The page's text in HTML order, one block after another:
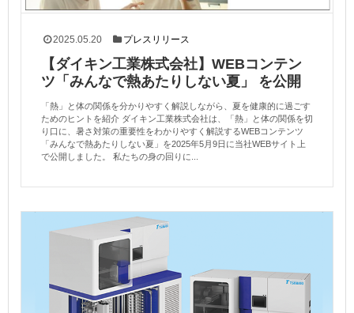
2025.05.20 プレスリリース
【ダイキン工業株式会社】WEBコンテン
ツ「みんなで熱あたりしない夏」 を公開
「熱」と体の関係を分かりやすく解説しながら、夏を健康的に過ごす
ためのヒントを紹介 ダイキン工業株式会社は、「熱」と体の関係を切
り口に、暑さ対策の重要性をわかりやすく解説するWEBコンテンツ
「みんなで熱あたりしない夏」を2025年5月9日に当社WEBサイト上
で公開しました。 私たちの身の回りに...